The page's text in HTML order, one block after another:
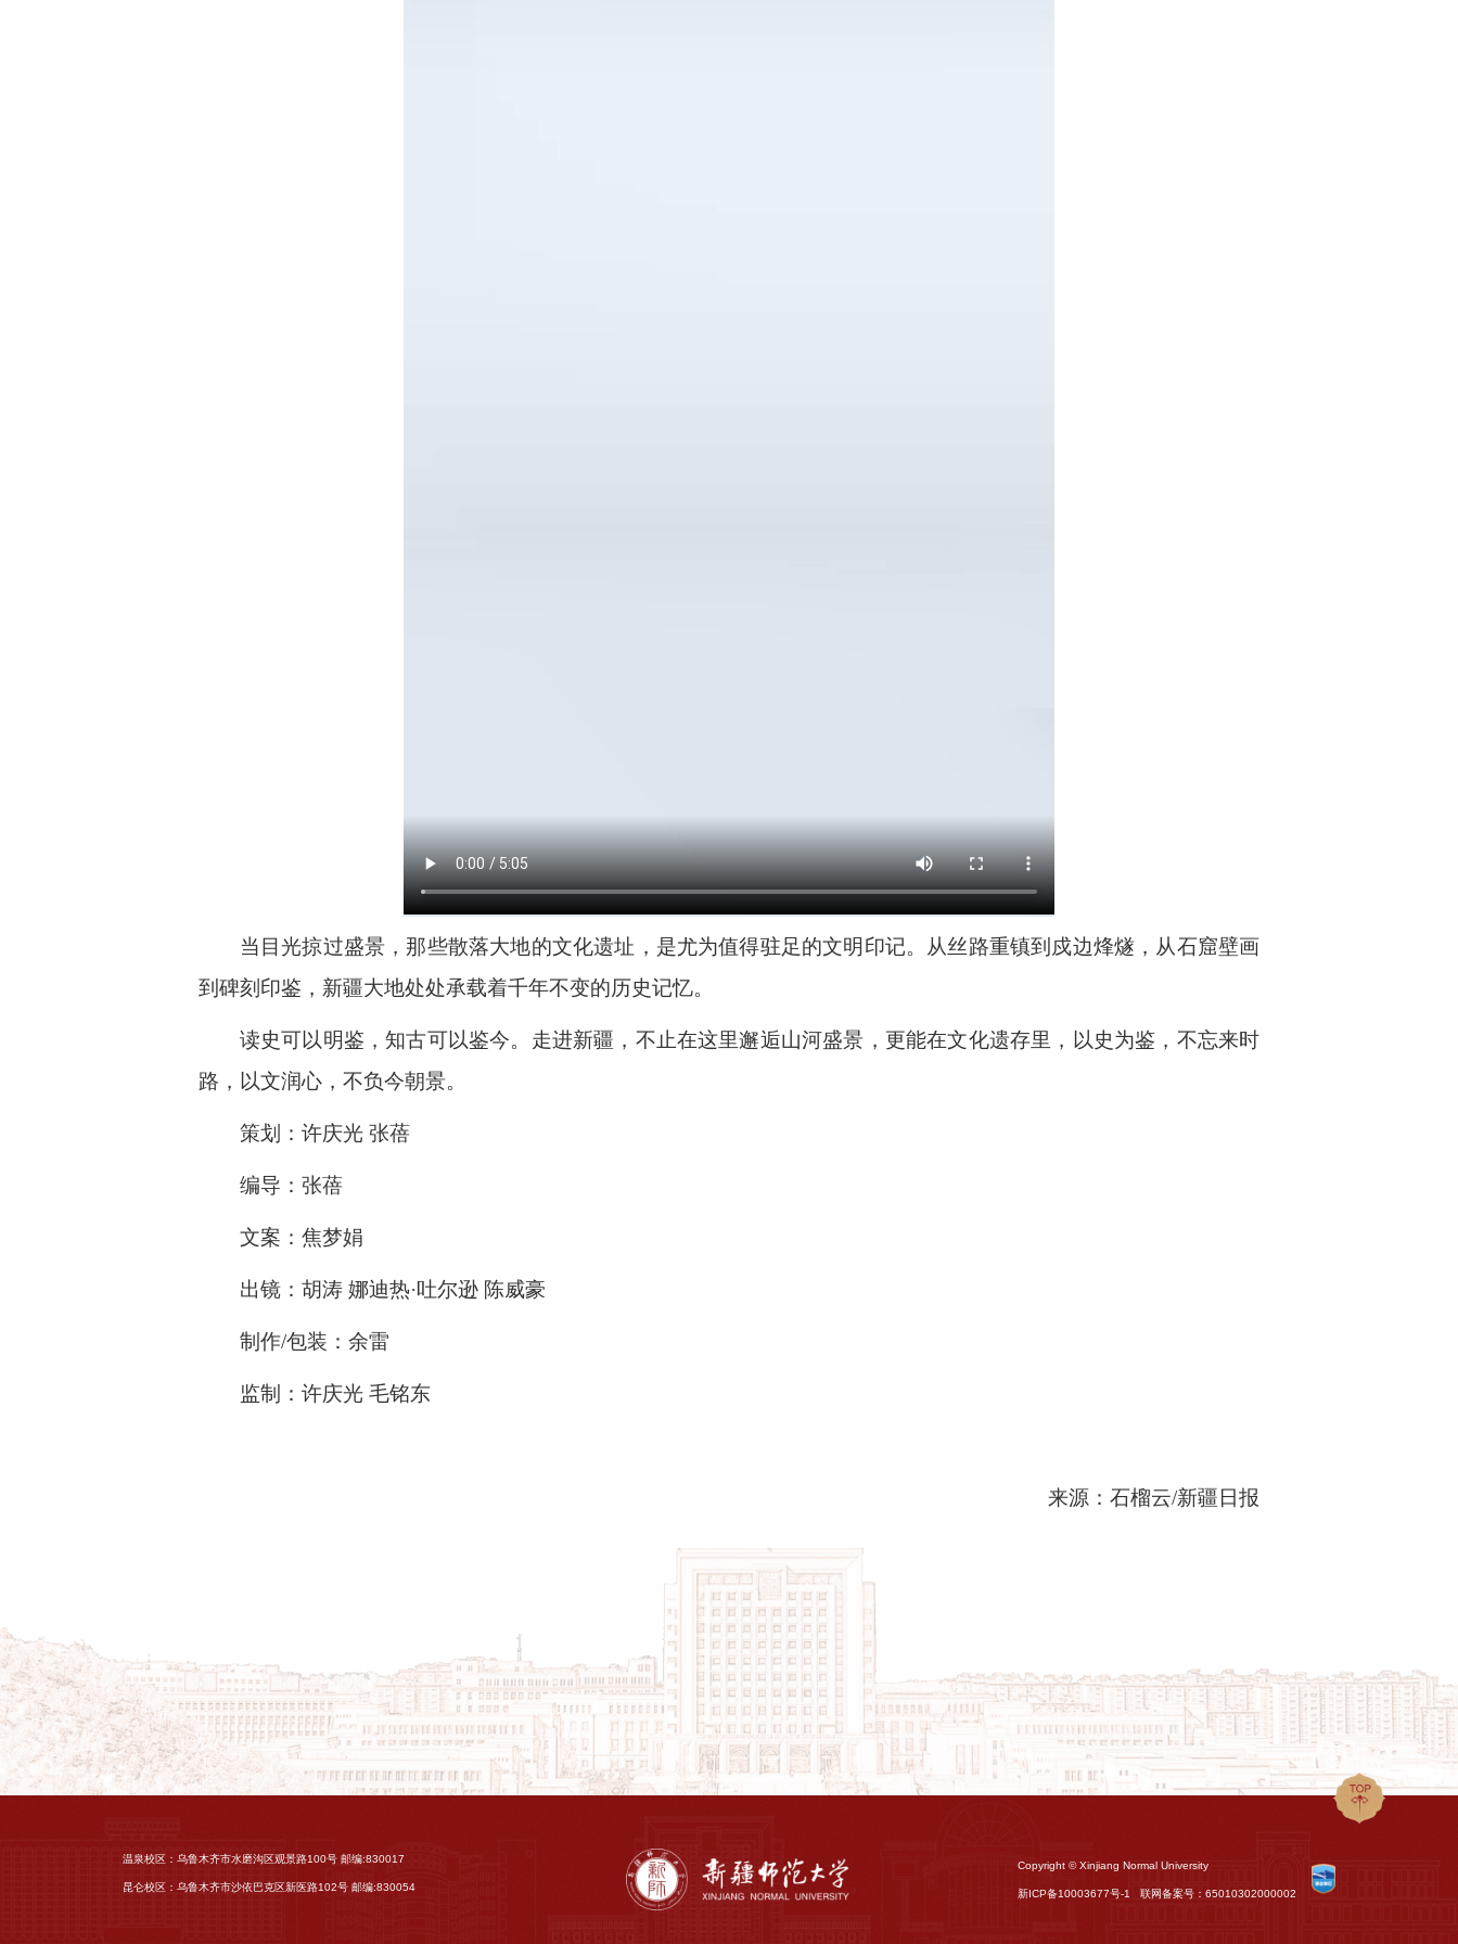
当目光掠过盛景，那些散落大地的文化遗址，是尤为值得驻足的文明印记。从丝路重镇到戍边烽燧，从石窟壁画
到碑刻印鉴，新疆大地处处承载着千年不变的历史记忆。
读史可以明鉴，知古可以鉴今。走进新疆，不止在这里邂逅山河盛景，更能在文化遗存里，以史为鉴，不忘来时
路，以文润心，不负今朝景。
策划：许庆光 张蓓
编导：张蓓
文案：焦梦娟
出镜：胡涛 娜迪热·吐尔逊 陈威豪
制作/包装：余雷
监制：许庆光 毛铭东
来源：石榴云/新疆日报
温泉校区：乌鲁木齐市水磨沟区观景路100号 邮编:830017
昆仑校区：乌鲁木齐市沙依巴克区新医路102号 邮编:830054
Copyright © Xinjiang Normal University
新ICP备10003677号-1 联网备案号：65010302000002